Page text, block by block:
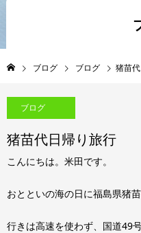
ブログ ブログ 猪苗
ブログ
猪苗代日帰り旅行
こんにちは。米田です。
おとといの海の日に福島県猪
行きは高速を使わず、国道49